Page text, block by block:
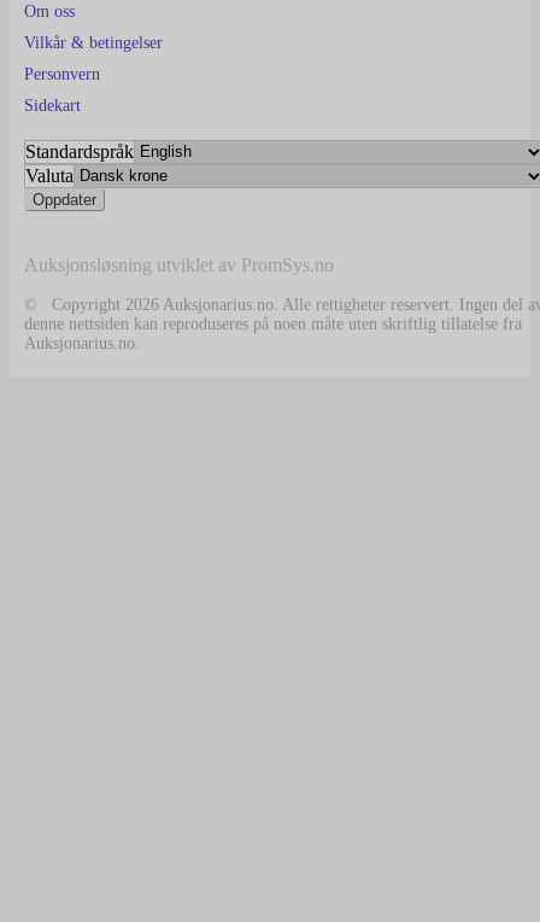
Om oss
Vilkår & betingelser
Personvern
Sidekart
Standardspråk
Valuta
Auksjonsløsning utviklet av PromSys.no
© Copyright 2026 Auksjonarius.no. Alle rettigheter reservert. Ingen del
denne nettsiden kan reproduseres på noen måte uten skriftlig tillatelse fra
Auksjonarius.no.